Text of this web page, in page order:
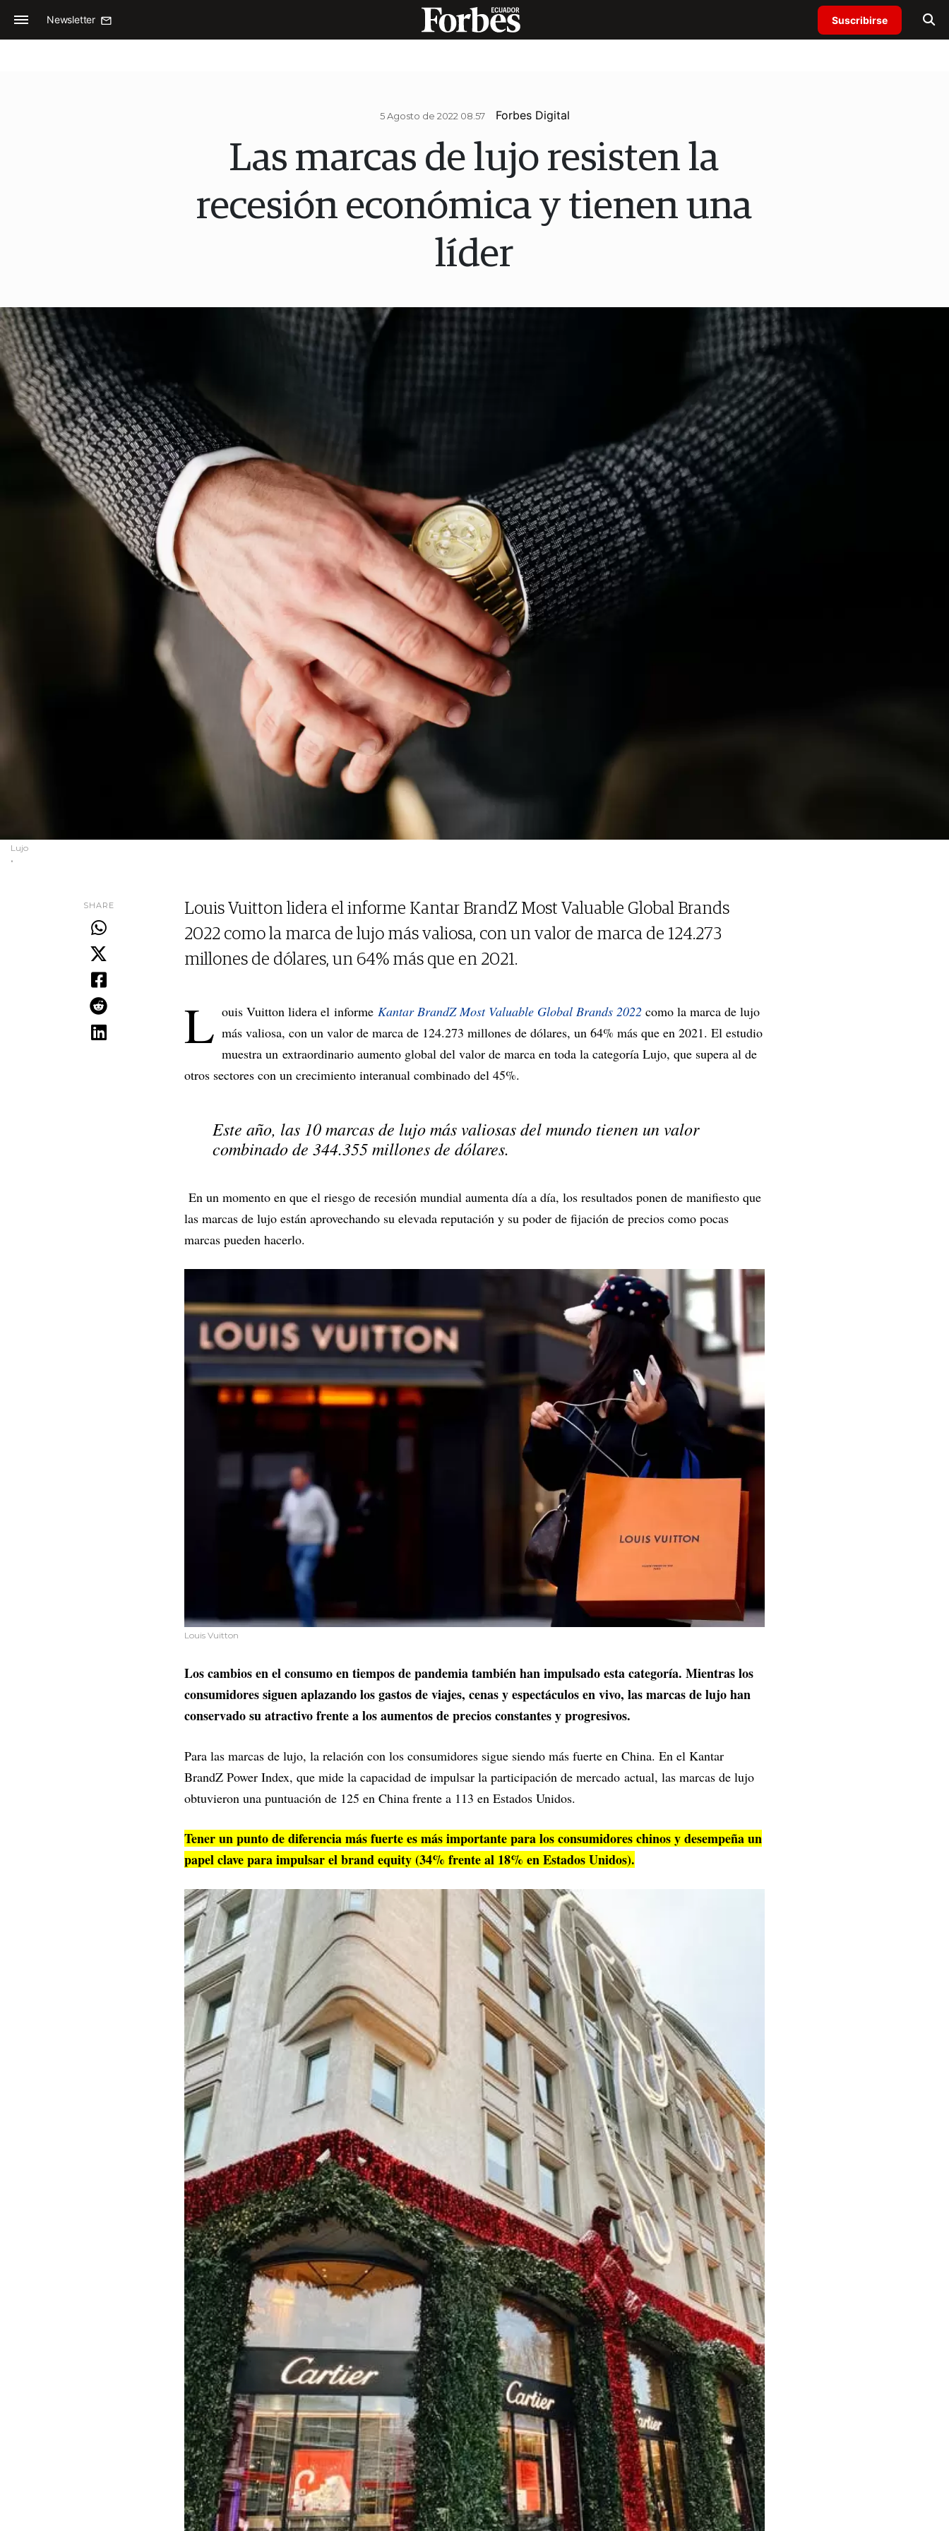
Newsletter Suscribirse
5 Agosto de 2022 08.57 Forbes Digital
Las marcas de lujo resisten la
recesión económica y tienen una
líder
Lujo
.
SHARE
Louis Vuitton lidera el informe Kantar BrandZ Most Valuable Global Brands
2022 como la marca de lujo más valiosa, con un valor de marca de 124.273
millones de dólares, un 64% más que en 2021.
L ouis Vuitton lidera el informe Kantar BrandZ Most Valuable Global Brands 2022 como la marca de lujo
más valiosa, con un valor de marca de 124.273 millones de dólares, un 64% más que en 2021. El estudio
muestra un extraordinario aumento global del valor de marca en toda la categoría Lujo, que supera al de
otros sectores con un crecimiento interanual combinado del 45%.
Este año, las 10 marcas de lujo más valiosas del mundo tienen un valor
combinado de 344.355 millones de dólares.
En un momento en que el riesgo de recesión mundial aumenta día a día, los resultados ponen de manifiesto que
las marcas de lujo están aprovechando su elevada reputación y su poder de fijación de precios como pocas
marcas pueden hacerlo.
Louis Vuitton
Los cambios en el consumo en tiempos de pandemia también han impulsado esta categoría. Mientras los
consumidores siguen aplazando los gastos de viajes, cenas y espectáculos en vivo, las marcas de lujo han
conservado su atractivo frente a los aumentos de precios constantes y progresivos.
Para las marcas de lujo, la relación con los consumidores sigue siendo más fuerte en China. En el Kantar
BrandZ Power Index, que mide la capacidad de impulsar la participación de mercado actual, las marcas de lujo
obtuvieron una puntuación de 125 en China frente a 113 en Estados Unidos.
Tener un punto de diferencia más fuerte es más importante para los consumidores chinos y desempeña un
papel clave para impulsar el brand equity (34% frente al 18% en Estados Unidos).